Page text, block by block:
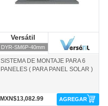
Versátil
DYR-SM6P-40mm
SISTEMA DE MONTAJE PARA 6
PANELES ( PARA PANEL SOLAR )
MXN$13,082.99 AGREGAR